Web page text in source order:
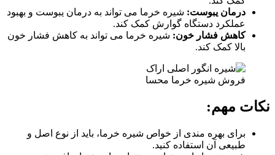
درمان یبوست: شیره خرما می تواند به درمان یبوست و بهبود
عملکرد دستگاه گوارش کمک کند.
کاهش فشار خون: شیره خرما می تواند به کاهش فشار خون
بالا کمک کند.
فروش شیره خرما محسا
نکات مهم:
برای بهره مندی از خواص شیره خرما، باید از نوع اصل و
طبیعی آن استفاده کنید.